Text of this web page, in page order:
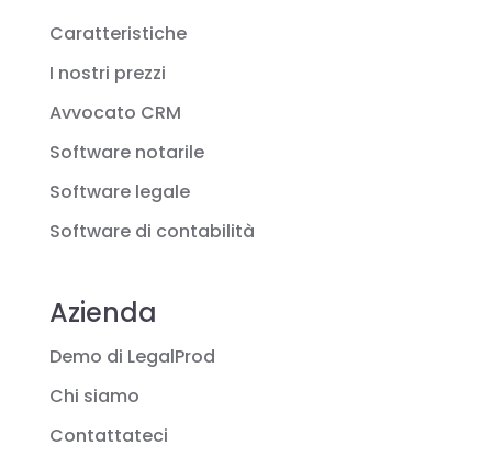
Caratteristiche
I nostri prezzi
Avvocato CRM
Software notarile
Software legale
Software di contabilità
Azienda
Demo di LegalProd
Chi siamo
Contattateci